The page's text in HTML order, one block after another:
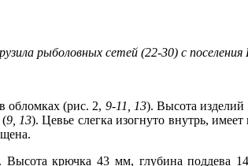
рыболовных сетей (22‑30) с
обломках (рис. 2, 9-11, 13). Высота
(9, 13). Цевье слегка изогнуто внутрь,
крючка 43 мм, глубина поддева